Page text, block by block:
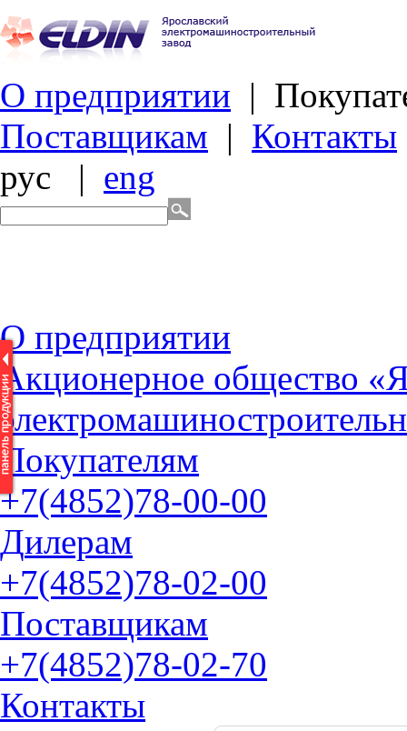
О предприятии |
Поставщикам | Контакты
рус | eng
О предприятии
Акционерное общество
Покупателям
+7(4852)78-00-00
Дилерам
+7(4852)78-02-00
Поставщикам
+7(4852)78-02-70
Контакты